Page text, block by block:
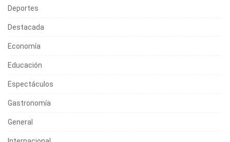
Deportes
Destacada
Economía
Educación
Espectáculos
Gastronomía
General